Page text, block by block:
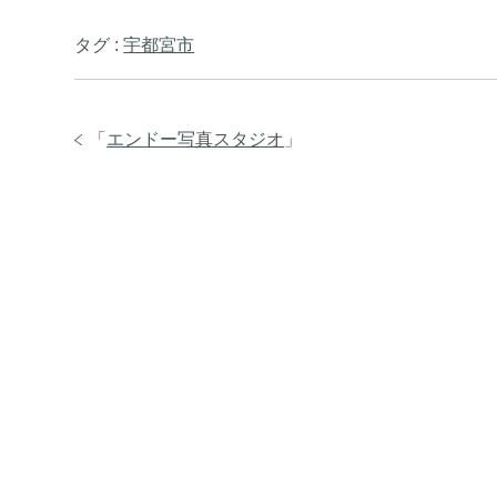
タグ :宇都宮市
「 エンドー写真スタジオ 」